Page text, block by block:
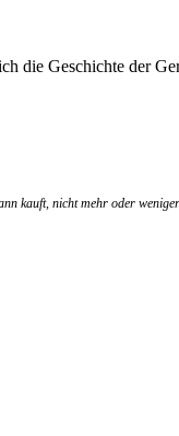
die Geschichte der
kauft, nicht mehr oder